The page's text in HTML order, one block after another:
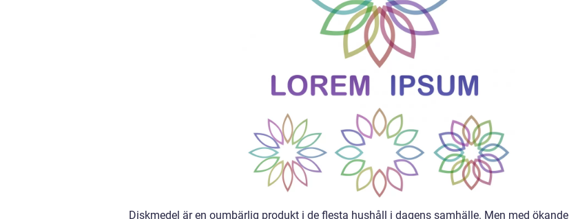
Diskmedel är en oumbärlig produkt i de flesta hushåll i dagens samhälle. Men med ökande